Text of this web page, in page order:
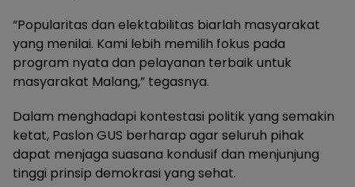
“Popularitas dan elektabilitas biarlah masyarakat
yang menilai. Kami lebih memilih fokus pada
program nyata dan pelayanan terbaik untuk
masyarakat Malang,” tegasnya.
Dalam menghadapi kontestasi politik yang semakin
ketat, Paslon GUS berharap agar seluruh pihak
dapat menjaga suasana kondusif dan menjunjung
tinggi prinsip demokrasi yang sehat.